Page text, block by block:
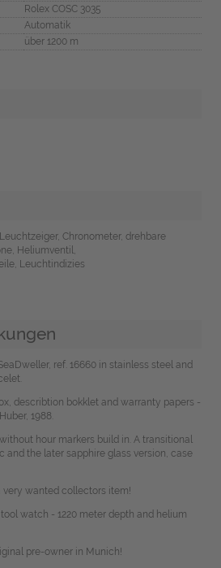
Rolex COSC 3035
Automatik
über 1200 m
Chronometer, drehbare
Heliumventil,
Leuchtindizies
ref. 16660 in stainless steel and
describtion bokklet and warranty papers -
1988.
hour markers build in. A transitional
and the later sapphire glass version, case
very wanted collectors item!
watch - 1220 meter depth and helium
pre-owner in Munich!